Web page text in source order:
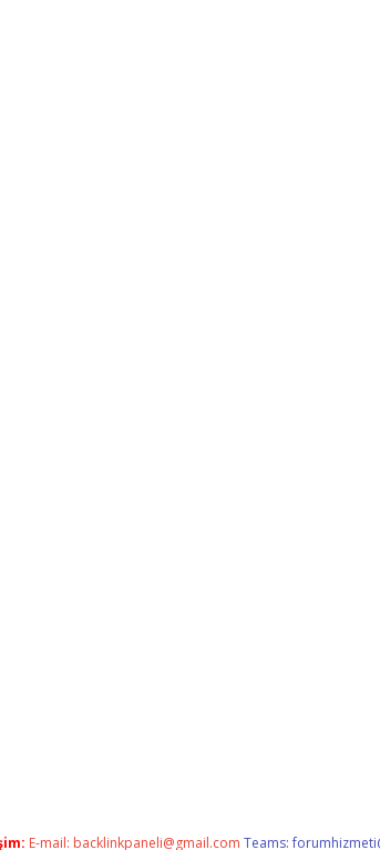
E-mail: backlinkpaneli@gmail.com Teams: